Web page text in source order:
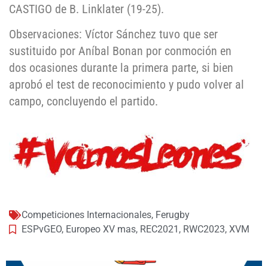
CASTIGO de B. Linklater (19-25).
Observaciones: Víctor Sánchez tuvo que ser
sustituido por Aníbal Bonan por conmoción en
dos ocasiones durante la primera parte, si bien
aprobó el test de reconocimiento y pudo volver al
campo, concluyendo el partido.
Competiciones Internacionales, Ferugby
ESPvGEO, Europeo XV mas, REC2021 , RWC2023, XVM